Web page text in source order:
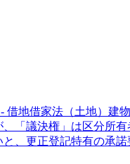
借地借家法（土地） 建
「議決権」は区分所
、更正登記特有の承諾